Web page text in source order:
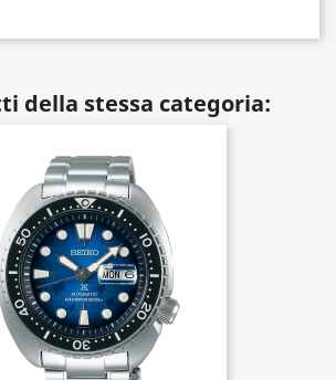
della stessa categoria: